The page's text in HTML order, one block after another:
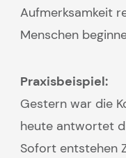
Aufmerksamkeit
Menschen
Praxisbeispiel:
Gestern war die
heute antwortet
Sofort entstehen